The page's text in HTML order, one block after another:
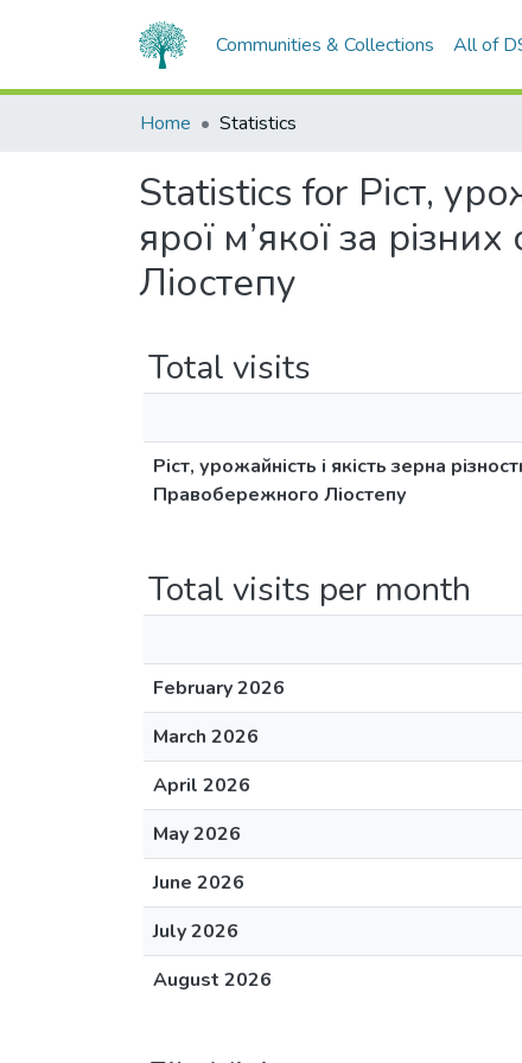
Communities & Collections All of
Home Statistics
Statistics for Ріст,
ярої м’якої за
Ліостепу
Total visits
Ріст, урожайність і якість зерна
Правобережного Ліостепу
Total visits per month
February 2026
March 2026
April 2026
May 2026
June 2026
July 2026
August 2026